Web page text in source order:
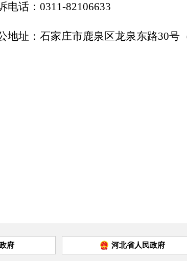
电话： 0311-82106633
地址： 石家庄市鹿泉区龙泉东路30号